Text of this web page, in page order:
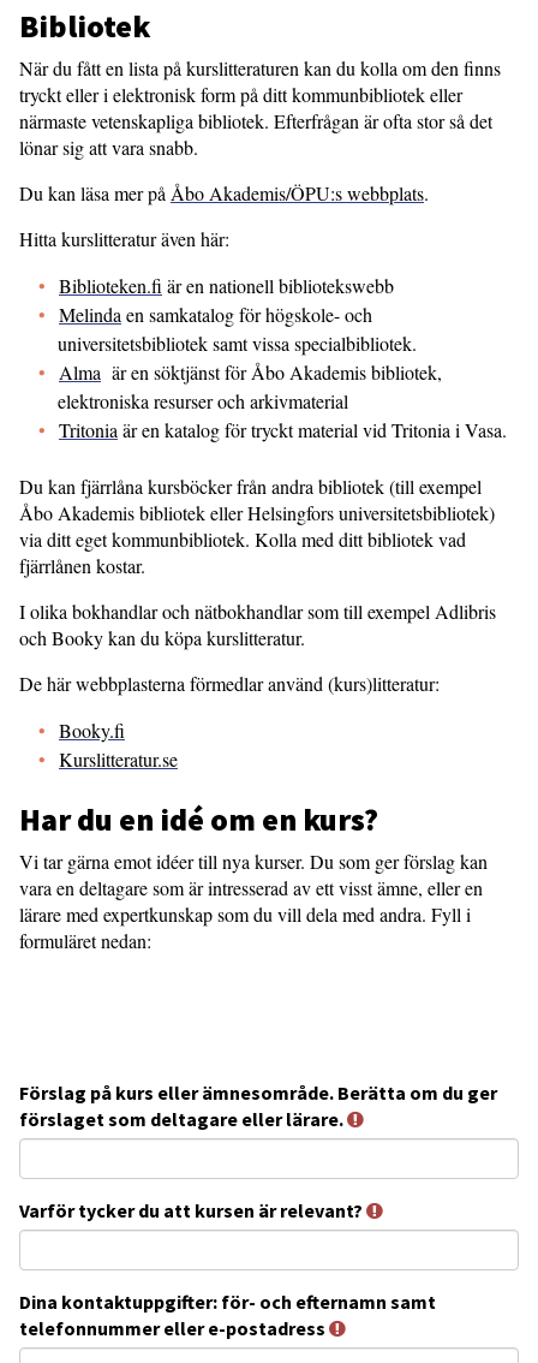
Bibliotek
När du fått en lista på kurslitteraturen kan du kolla om den finns
tryckt eller i elektronisk form på ditt kommunbibliotek eller
närmaste vetenskapliga bibliotek. Efterfrågan är ofta stor så det
lönar sig att vara snabb.
Du kan läsa mer på Åbo Akademis/ÖPU:s webbplats.
Hitta kurslitteratur även här:
Biblioteken.fi är en nationell bibliotekswebb
Melinda en samkatalog för högskole- och
universitetsbibliotek samt vissa specialbibliotek.
Alma är en söktjänst för Åbo Akademis bibliotek,
elektroniska resurser och arkivmaterial
Tritonia är en katalog för tryckt material vid Tritonia i Vasa.
Du kan fjärrlåna kursböcker från andra bibliotek (till exempel
Åbo Akademis bibliotek eller Helsingfors universitetsbibliotek)
via ditt eget kommunbibliotek. Kolla med ditt bibliotek vad
fjärrlånen kostar.
I olika bokhandlar och nätbokhandlar som till exempel Adlibris
och Booky kan du köpa kurslitteratur.
De här webbplasterna förmedlar använd (kurs)litteratur:
Booky.fi
Kurslitteratur.se
Har du en idé om en kurs?
Vi tar gärna emot idéer till nya kurser. Du som ger förslag kan
vara en deltagare som är intresserad av ett visst ämne, eller en
lärare med expertkunskap som du vill dela med andra. Fyll i
formuläret nedan:
Förslag på kurs eller ämnesområde. Berätta om du ger
förslaget som deltagare eller lärare.
Varför tycker du att kursen är relevant?
Dina kontaktuppgifter: för- och efternamn samt
telefonnummer eller e-postadress